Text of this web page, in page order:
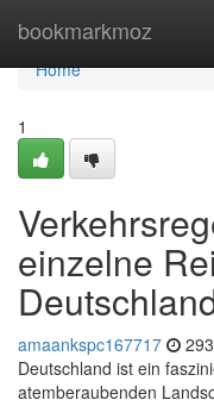
bookmarkmoz
Home
Home
1
einzelne
amaankspc167717
Deutschland ist ein
atemberaubenden